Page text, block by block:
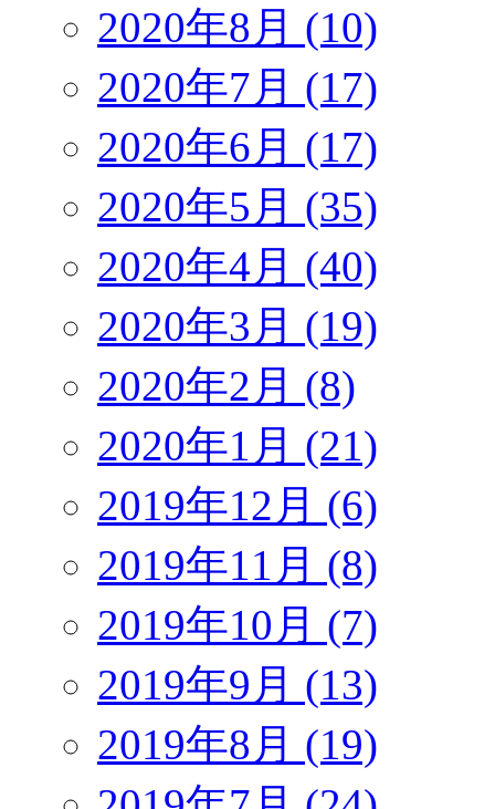
2020年8月 (10)
2020年7月 (17)
2020年6月 (17)
2020年5月 (35)
2020年4月 (40)
2020年3月 (19)
2020年2月 (8)
2020年1月 (21)
2019年12月 (6)
2019年11月 (8)
2019年10月 (7)
2019年9月 (13)
2019年8月 (19)